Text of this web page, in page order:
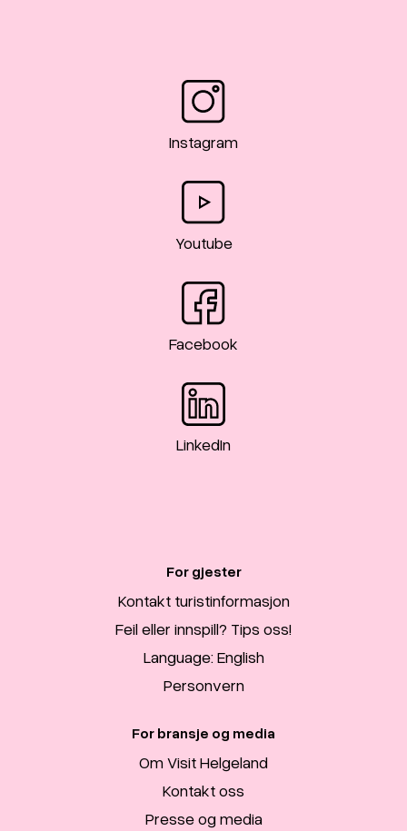
Instagram
Youtube
Facebook
LinkedIn
For gjester
Kontakt turistinformasjon
Feil eller innspill? Tips oss!
Language: English
Personvern
For bransje og media
Om Visit Helgeland
Kontakt oss
Presse og media